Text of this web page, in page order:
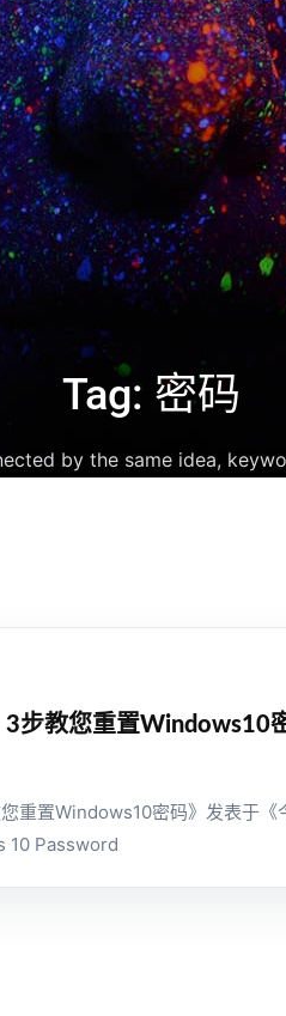
Tag: 密码
by the same idea,
步教您重置Windows10
重置Windows10密码》发表于《
10 Password